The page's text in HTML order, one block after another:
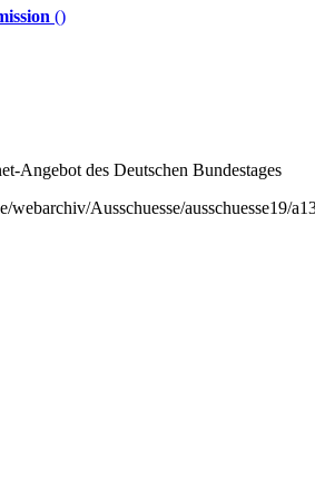
()
Angebot des Deutschen Bundestages
webarchiv/Ausschuesse/ausschuesse19/